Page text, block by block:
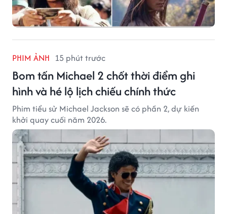
PHIM ẢNH 15 phút trước
Bom tấn Michael 2 chốt thời điểm ghi
hình và hé lộ lịch chiếu chính thức
Phim tiểu sử Michael Jackson sẽ có phần 2, dự kiến
khởi quay cuối năm 2026.